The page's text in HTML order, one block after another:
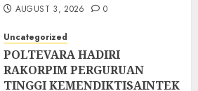
AUGUST 3, 2026 0
Uncategorized
POLTEVARA HADIRI
RAKORPIM PERGURUAN
TINGGI KEMENDIKTISAINTEK